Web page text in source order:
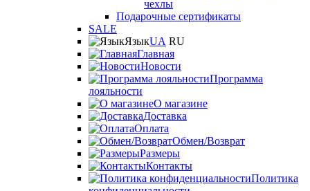
чехлы
Подарочные сертификаты
SALE
ЯзыкUA RU
Главная
Новости
Программа
лояльности
О магазине
Доставка
Оплата
Обмен/Возврат
Размеры
Контакты
Политика